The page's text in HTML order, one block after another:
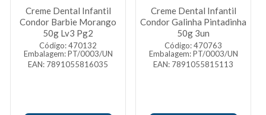
Creme Dental Infantil
Condor Barbie Morango
50g Lv3 Pg2
Código: 470132
Embalagem: PT/0003/UN
EAN: 7891055816035
Creme Dental Infantil
Condor Galinha Pintadinha
50g 3un
Código: 470763
Embalagem: PT/0003/UN
EAN: 7891055815113